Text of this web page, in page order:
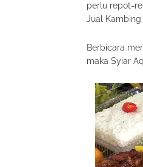
perlu repot-
Jual Kambing
Berbicara
maka Syiar